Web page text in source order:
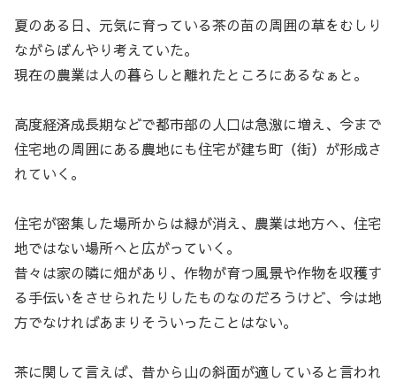
夏のある日、元気に育っている茶の苗の周囲の草をむしり
ながらぼんやり考えていた。
現在の農業は人の暮らしと離れたところにあるなぁと。
高度経済成長期などで都市部の人口は急激に増え、今まで
住宅地の周囲にある農地にも住宅が建ち町（街）が形成さ
れていく。
住宅が密集した場所からは緑が消え、農業は地方へ、住宅
地ではない場所へと広がっていく。
昔々は家の隣に畑があり、作物が育つ風景や作物を収穫す
る手伝いをさせられたりしたものなのだろうけど、今は地
方でなければあまりそういったことはない。
茶に関して言えば、昔から山の斜面が適していると言われ